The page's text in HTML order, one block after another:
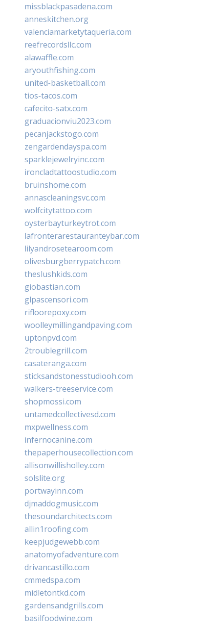
missblackpasadena.com
anneskitchen.org
valenciamarketytaqueria.com
reefrecordsllc.com
alawaffle.com
aryouthfishing.com
united-basketball.com
tios-tacos.com
cafecito-satx.com
graduacionviu2023.com
pecanjackstogo.com
zengardendayspa.com
sparklejewelryinc.com
ironcladtattoostudio.com
bruinshome.com
annascleaningsvc.com
wolfcitytattoo.com
oysterbayturkeytrot.com
lafronterarestauranteybar.com
lilyandrosetearoom.com
olivesburgberrypatch.com
theslushkids.com
giobastian.com
glpascensori.com
rifloorepoxy.com
woolleymillingandpaving.com
uptonpvd.com
2troublegrill.com
casateranga.com
sticksandstonesstudiooh.com
walkers-treeservice.com
shopmossi.com
untamedcollectivesd.com
mxpwellness.com
infernocanine.com
thepaperhousecollection.com
allisonwillisholley.com
solslite.org
portwayinn.com
djmaddogmusic.com
thesoundarchitects.com
allin1roofing.com
keepjudgewebb.com
anatomyofadventure.com
drivancastillo.com
cmmedspa.com
midletontkd.com
gardensandgrills.com
basilfoodwine.com